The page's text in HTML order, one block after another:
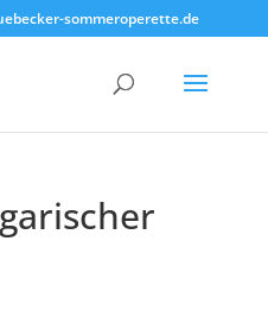
sommeroperette.de